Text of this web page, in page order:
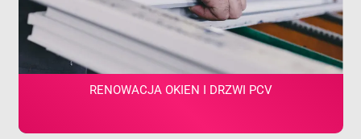
RENOWACJA OKIEN I DRZWI PCV